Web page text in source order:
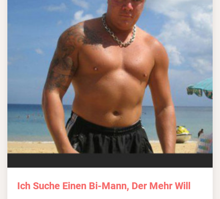
Ich Suche Einen Bi-Mann, Der Mehr Will